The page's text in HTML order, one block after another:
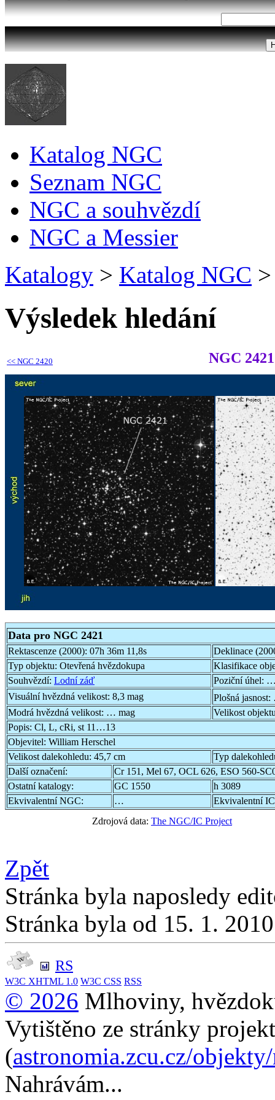
Katalog NGC
Seznam NGC
NGC a souhvězdí
NGC a Messier
Katalogy > Katalog NGC >
Výsledek hledání
<< NGC 2420 NGC 2421
Data pro NGC 2421
Rektascenze (2000): 07h 36m 11,8s
Deklinace
Typ objektu: Otevřená hvězdokupa
Klasifikace
Souhvězdí: Lodní záď Poziční úhel: …
Visuální hvězdná velikost: 8,3 mag Plošná jasnost:
Modrá hvězdná velikost: … mag
Velikost
Popis: Cl, L, cRi, st 11…13
Objevitel: William Herschel
Velikost dalekohledu: 45,7 cm
Typ
Další označení:
Cr 151, Mel 67, OCL 626, ESO 560-
Ostatní katalogy:
GC 1550
h 3089
Ekvivalentní NGC:
…
Ekvivalentní
Zdrojová data: The NGC/IC Project
Zpět
Stránka byla naposledy
Stránka byla od 15. 1.
RS
W3C XHTML 1.0 W3C CSS RSS
© 2026 Mlhoviny,
Vytištěno ze stránky
(astronomia.zcu.cz/
Nahrávám...